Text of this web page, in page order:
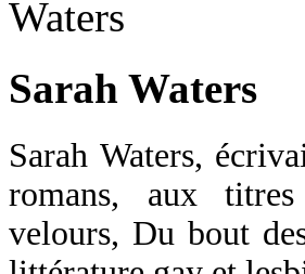
Sarah Waters
Sarah Waters,
romans, aux titres
velours, Du bout